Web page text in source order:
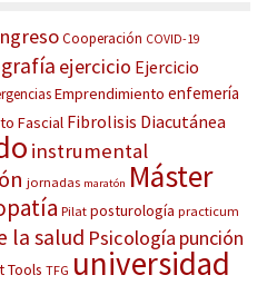
Cooperación COVID-19
ejercicio Ejercicio
Emprendimiento enfemería
Fascial Fibrolisis Diacutánea
instrumental
jornadas maratón Máster
Pilat posturología practicum
la salud Psicología punción
Tools TFG universidad